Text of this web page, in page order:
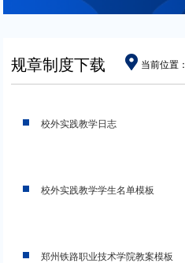
当前位置：
规章制度下载
校外实践教学日志
校外实践教学学生名单模板
郑州铁路职业技术学院教案模板